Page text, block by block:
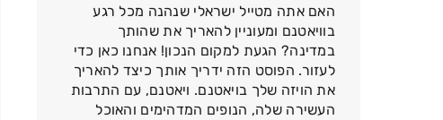
האם אתה מטייל ישראלי שנהנה מכל רגע
בוויאטנם ומעוניין להאריך את שהותך
במדינה? הגעת למקום הנכון! אנחנו כאן כדי
לעזור. הפוסט הזה ידריך אותך כיצד להאריך
את הויזה שלך בויאטנם. ויאטנם, עם התרבות
העשירה שלה, הנופים המדהימים והאוכל